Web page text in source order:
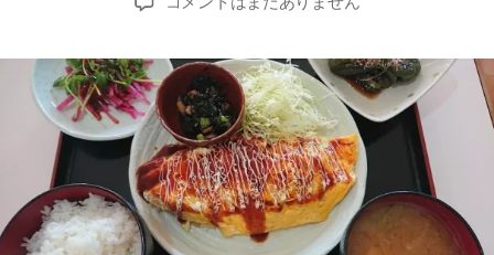
日
利
用・
ご
予
約
の
お
願